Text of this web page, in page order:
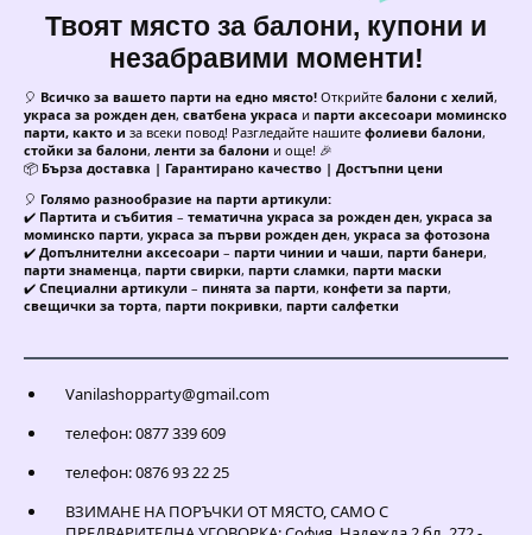
Твоят място за балони, купони и
незабравими моменти!
🎈 Всичко за вашето парти на едно място! Открийте балони с хелий,
украса за рожден ден, сватбена украса и парти аксесоари моминско
парти, както и за всеки повод! Разгледайте нашите фолиеви балони,
стойки за балони, ленти за балони и още! 🎉
📦 Бърза доставка | Гарантирано качество | Достъпни цени
🎈 Голямо разнообразие на парти артикули:
✔️ Партита и събития – тематична украса за рожден ден, украса за
моминско парти, украса за първи рожден ден, украса за фотозона
✔️ Допълнителни аксесоари – парти чинии и чаши, парти банери,
парти знаменца, парти свирки, парти сламки, парти маски
✔️ Специални артикули – пинята за парти, конфети за парти,
свещички за торта, парти покривки, парти салфетки
Vanilashopparty@gmail.com
телефон: 0877 339 609
телефон: 0876 93 22 25
ВЗИМАНЕ НА ПОРЪЧКИ ОТ МЯСТО, САМО С